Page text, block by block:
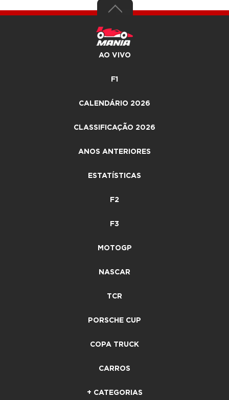
AO VIVO
F1
CALENDÁRIO 2026
CLASSIFICAÇÃO 2026
ANOS ANTERIORES
ESTATÍSTICAS
F2
F3
MOTOGP
NASCAR
TCR
PORSCHE CUP
COPA TRUCK
CARROS
+ CATEGORIAS